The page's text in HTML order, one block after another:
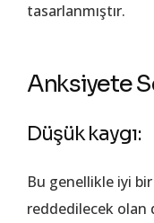
tasarlanmıştır.
Anksiyete
Düşük kaygı:
Bu genellikle iyi
reddedilecek olan